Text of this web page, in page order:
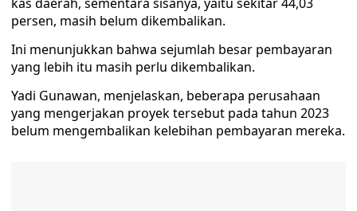
kas daerah, sementara sisanya, yaitu sekitar 44,03
persen, masih belum dikembalikan.
Ini menunjukkan bahwa sejumlah besar pembayaran
yang lebih itu masih perlu dikembalikan.
Yadi Gunawan, menjelaskan, beberapa perusahaan
yang mengerjakan proyek tersebut pada tahun 2023
belum mengembalikan kelebihan pembayaran mereka.